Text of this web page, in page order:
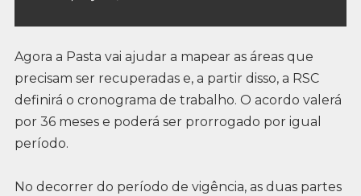
Agora a Pasta vai ajudar a mapear as áreas que
precisam ser recuperadas e, a partir disso, a RSC
definirá o cronograma de trabalho. O acordo valerá
por 36 meses e poderá ser prorrogado por igual
período.
No decorrer do período de vigência, as duas partes